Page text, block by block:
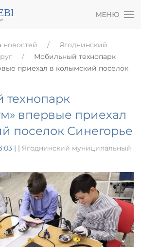
МЕНЮ
новостей
Ягоднинский
Мобильный технопарк
приехал в колымский поселок
впервые приехал
поселок Синегорье
| | Ягоднинский муниципальный